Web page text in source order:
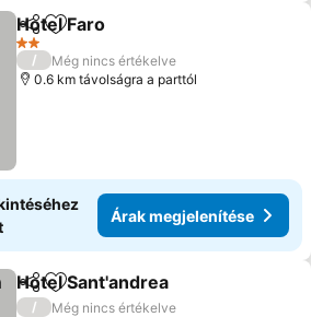
Megosztás
Hozzáadás a kedvencekhez
Hotel Faro
2 Kategória
/
Még nincs értékelve
0.6 km távolságra a parttól
Árak megjelenítése
Megosztás
Hozzáadás a kedvencekhez
Hotel Sant'andrea
/
Még nincs értékelve